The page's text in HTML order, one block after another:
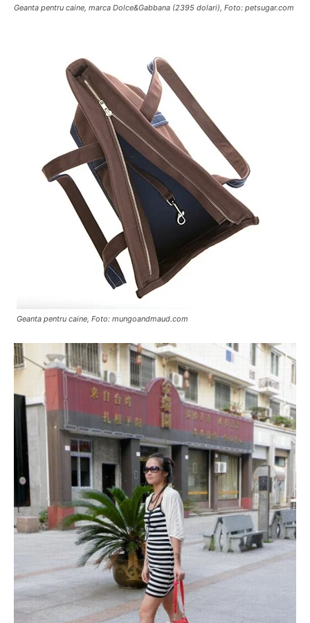
Geanta pentru caine, marca Dolce&Gabbana (2395 dolari), Foto: petsugar.com
Geanta pentru caine, Foto: mungoandmaud.com